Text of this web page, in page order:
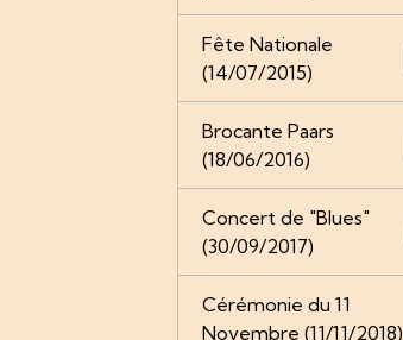
Fête Nationale
(14/07/2015)
Brocante Paars
(18/06/2016)
Concert de "Blues"
(30/09/2017)
Cérémonie du 11
Novembre (11/11/2018)